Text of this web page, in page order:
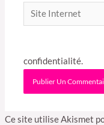
Site
Internet
confidentialité.
Ce site utilise Akismet